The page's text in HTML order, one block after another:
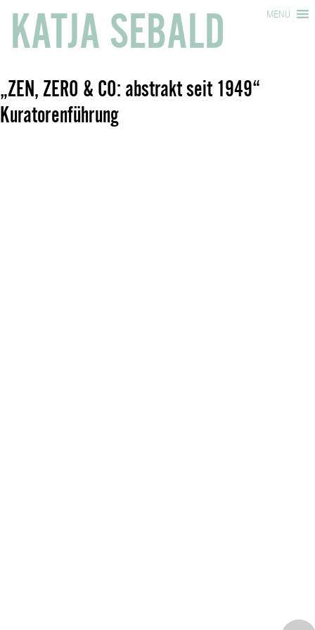
KATJA SEBALD MENÜ
„ZEN, ZERO & CO: abstrakt seit 1949“
Kuratorenführung